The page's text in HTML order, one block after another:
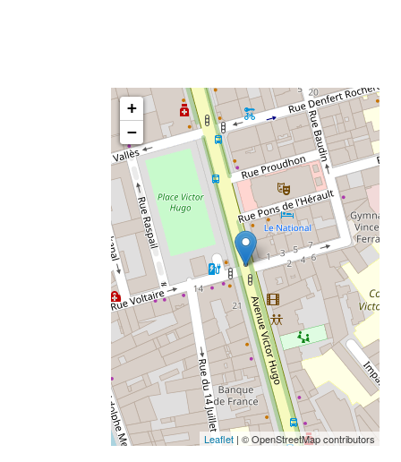
+
−
Leaflet | © OpenStreetMap contributors